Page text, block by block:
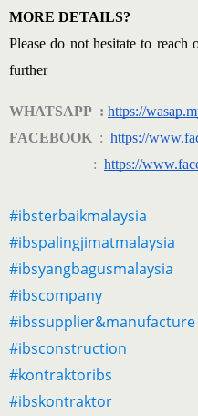
MORE DETAILS?
Please do not hesitate to
further
WHATSAPP : https://
FACEBOOK : https://
: https://
#ibsterbaikmalaysia
#ibspalingjimatmalaysia
#ibsyangbagusmalaysia
#ibscompany
#ibssupplier&manufacture
#ibsconstruction
#kontraktoribs
#ibskontraktor